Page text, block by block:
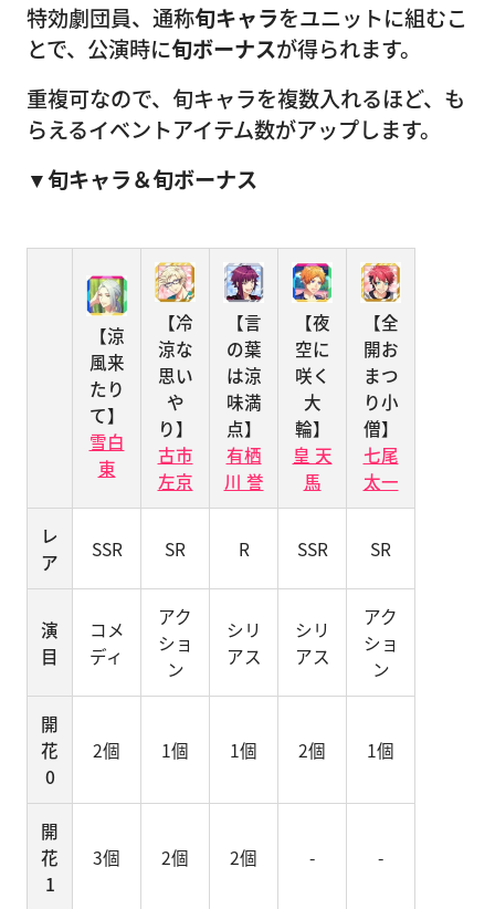
特効劇団員、通称旬キャラをユニットに組むこ
とで、公演時に旬ボーナスが得られます。
重複可なので、旬キャラを複数入れるほど、も
らえるイベントアイテム数がアップします。
▼旬キャラ＆旬ボーナス
【涼
風来
たり
て】
雪白
東
【冷
涼な
思い
や
り】
古市
左京
【言
の葉
は涼
味満
点】
有栖
川 誉
【夜
空に
咲く
大
輪】
皇 天
馬
【全
開お
まつ
り小
僧】
七尾
太一
レ
ア
SSR SR R SSR SR
演
目
コメ
ディ
アク
ショ
ン
シリ
アス
シリ
アス
アク
ショ
ン
開
花
0
2個 1個 1個 2個 1個
開
花
1
3個 2個 2個 - -